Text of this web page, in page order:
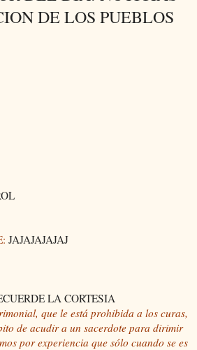
DE LOS PUEBLOS
JAJAJAJAJAJ
LA CORTESIA
que le está prohibida a los curas,
de acudir a un sacerdote para dirimir
por experiencia que sólo cuando se es